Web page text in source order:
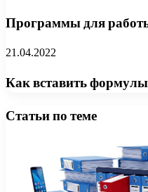
Программы для
21.04.2022
Как вставить
Статьи по теме